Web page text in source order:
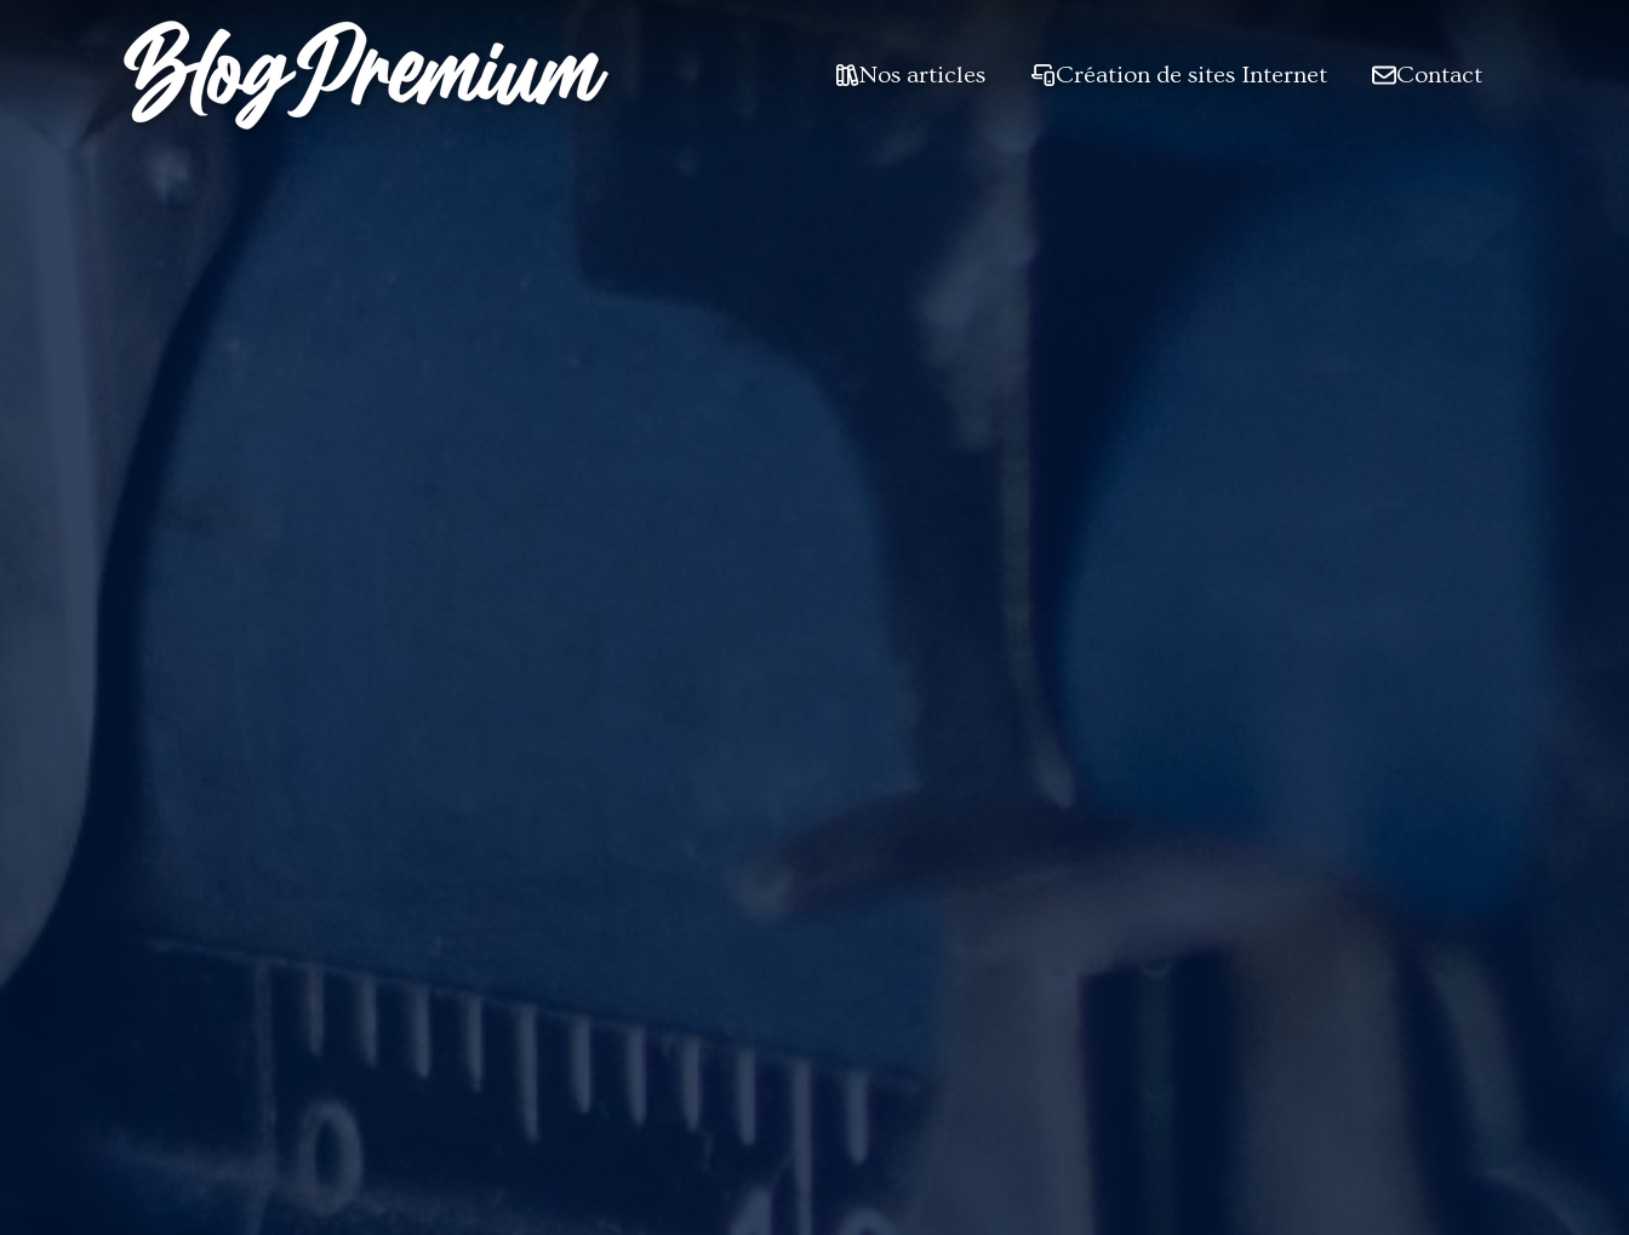
Nos articles Création de sites Internet Contact